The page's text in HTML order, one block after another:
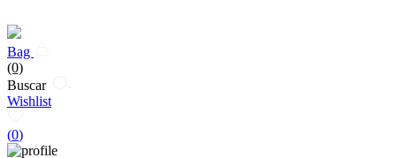
Bag
(0)
Buscar
Wishlist
(0)